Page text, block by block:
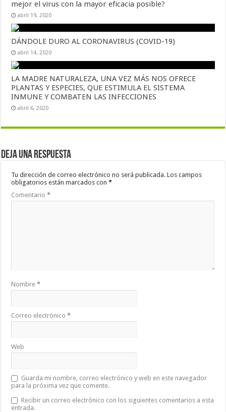
mejor el virus con la mayor eficacia posible?
abril 19, 2020
DÁNDOLE DURO AL CORONAVIRUS (COVID-19)
abril 14, 2020
LA MADRE NATURALEZA, UNA VEZ MÁS NOS OFRECE
PLANTAS Y ESPECIES, QUE ESTIMULA EL SISTEMA
INMUNE Y COMBATEN LAS INFECCIONES
abril 6, 2020
Deja una respuesta
Tu dirección de correo electrónico no será publicada. Los campos
obligatorios están marcados con*
Comentario*
Nombre*
Correo electrónico*
Web
Guarda mi nombre, correo electrónico y web en este navegador
para la próxima vez que comente.
Recibir un correo electrónico con los siguientes comentarios a esta
entrada.